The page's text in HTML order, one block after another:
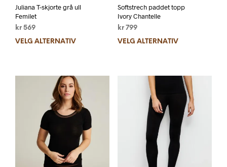
Juliana T-skjorte grå ull
Femilet
kr 569
VELG ALTERNATIV
Softstrech paddet topp
Ivory Chantelle
kr799
VELG ALTERNATIV